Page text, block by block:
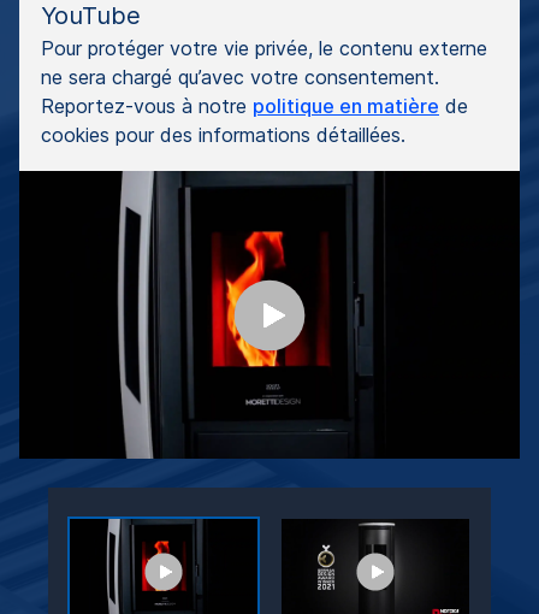
YouTube
Pour protéger votre vie privée, le contenu externe
ne sera chargé qu’avec votre consentement.
Reportez-vous à notre politique en matière de
cookies pour des informations détaillées.